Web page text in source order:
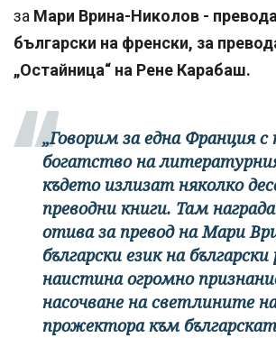
за Мари Врина-Николов -
български на френски, за
„Остайница“ на Рене Карабаш.
„Говорим за една Франция
богатство на
където излизат няколко
преводни книги. Там
отива за превод на Мари
български език на
наистина огромно
насочване на светлините
прожектора към